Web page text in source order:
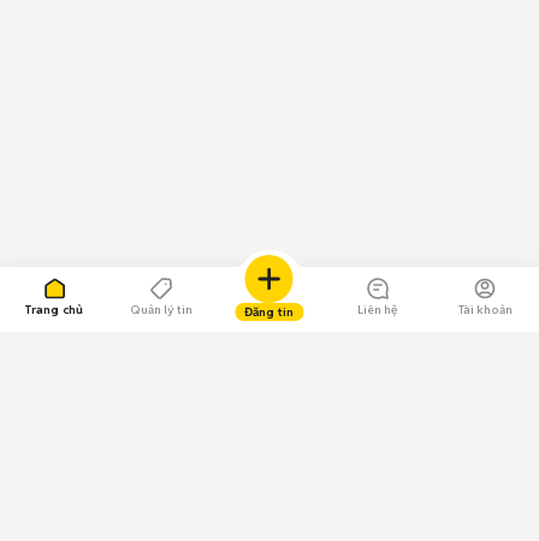
Trang chủ Quản lý tin Đăng tin Liên hệ Tài khoản